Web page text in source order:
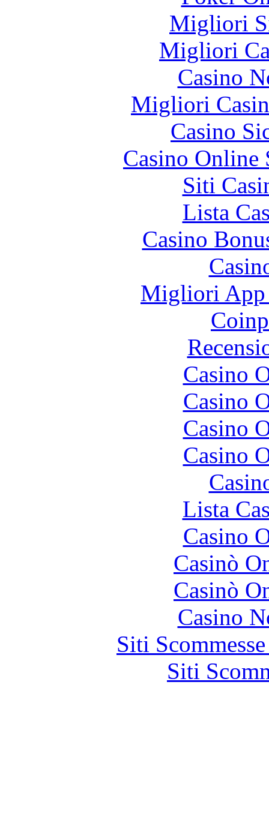
Migliori
Migliori
Casino
Migliori
Casino
Casino
Siti
Lista
Casino
Migliori App
Casino
Casino
Casino
Casino
Lista
Casino
Casinò
Casinò
Casino
Siti
Siti